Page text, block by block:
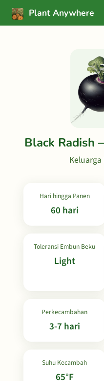
Plant Anywhere
Black Radish
Keluarga
Hari hingga Panen
60 hari
Toleransi Embun Beku
Light
Perkecambahan
3-7 hari
Suhu Kecambah
65°F